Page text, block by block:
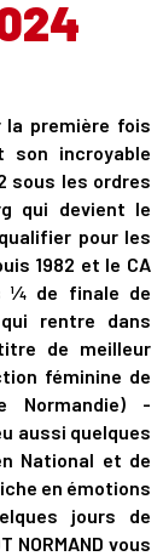
la première fois
son incroyable
sous les ordres
qui devient le
pour les
1982 et le CA
¼ de finale de
qui rentre dans
de meilleur
féminine de
Normandie) -
aussi quelques
National et de
en émotions
jours de
vous